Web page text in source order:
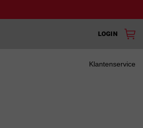
LOGIN
Klantenservice